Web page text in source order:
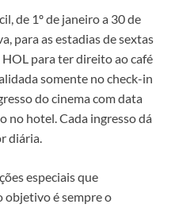
de 1º de janeiro a 30 de
para as estadias de sextas
para ter direito ao café
somente no check-in
do cinema com data
no hotel. Cada ingresso dá
diária.
especiais que
objetivo é sempre o